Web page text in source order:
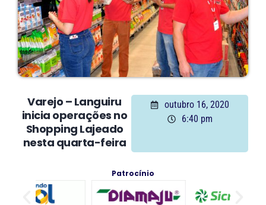
Varejo – Languiru
inicia operações no
Shopping Lajeado
nesta quarta-feira
outubro 16, 2020
6:40 pm
Patrocínio